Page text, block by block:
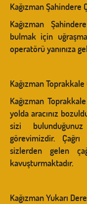
Kağızman Şahindere
Kağızman
bulmak için
operatörü yanınıza
Kağızman
Kağızman
yolda aracınız
sizi
görevimizdir.
sizlerden gelen
kavuşturmaktadır.
Kağızman Yukarı